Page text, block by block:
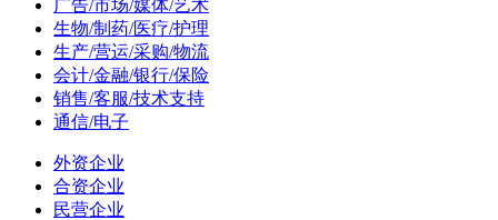
广告/市场/媒体/艺术
生物/制药/医疗/护理
生产/营运/采购/物流
会计/金融/银行/保险
销售/客服/技术支持
通信/电子
外资企业
合资企业
民营企业